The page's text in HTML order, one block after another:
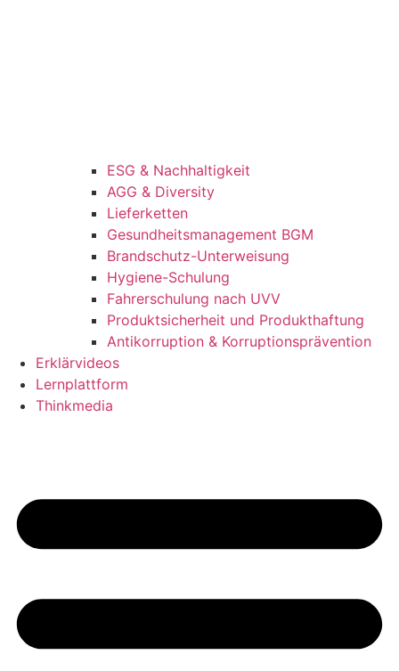
ESG & Nachhaltigkeit
AGG & Diversity
Lieferketten
Gesundheitsmanagement BGM
Brandschutz-Unterweisung
Hygiene-Schulung
Fahrerschulung nach UVV
Produktsicherheit und Produkthaftung
Antikorruption & Korruptionsprävention
Erklärvideos
Lernplattform
Thinkmedia